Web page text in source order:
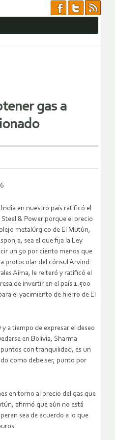
gas a
en nuestro país ratificó el
& Power porque el precio
metalúrgico de El Mutún,
sea el que fija la Ley
un 50 por ciento menos que
protocolar del cónsul Arvind
Aima, le reiteró y ratificó el
de invertir en el país 1.500
el yacimiento de hierro de El
a tiempo de expresar el deseo
en Bolivia, Sharma
con tranquilidad, es un
como debe ser, punto por
en torno al precio del gas que
afirmó que aún no está
sea de acuerdo a lo que